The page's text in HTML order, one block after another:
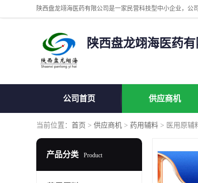
陕西盘龙翊海医药有
公司首页 供应商机
当前位置： 首页 > 供应商机 > 药用辅料 > 医用原辅
产品分类 Product